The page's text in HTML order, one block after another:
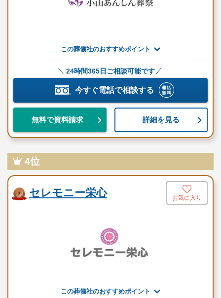
項目
桐棺
白骨壺セット（箱無し）
金欄骨覆い
ドライアイス（1日分）
白黒遺影
電照花額
この葬儀社のおすすめポイント
24時間365日ご相談可能です
今すぐ電話で相談する
無料で資料請求 詳細を見る
4位
セレモニー栄心 お気に入り
この葬儀社のおすすめポイント